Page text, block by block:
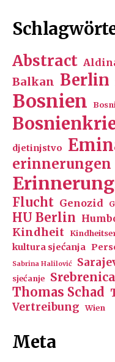
Abstract
Balkan Berlin
Bosnien
djetinjstvo
erinnerungen
Flucht Genozid
HU Berlin
Kindheit
kultura sjećanja
Sabrina Halilović
sjećanje
Srebrenica
Thomas Schad
Vertreibung Wien
Meta